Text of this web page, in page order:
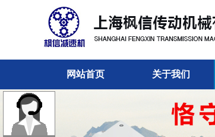
网站首页 关于我们